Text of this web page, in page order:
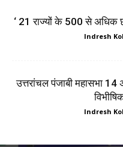
‘ 21 राज्यों के 500 से अधिक
Indresh
उत्तरांचल पंजाबी महासभा 14
Indresh